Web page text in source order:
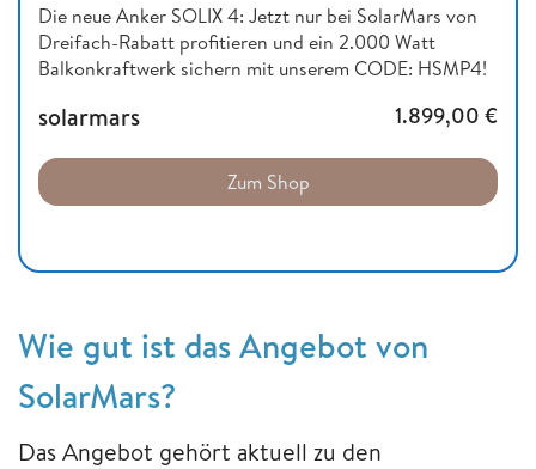
Die neue Anker SOLIX 4: Jetzt nur bei SolarMars von
Dreifach-Rabatt profitieren und ein 2.000 Watt
Balkonkraftwerk sichern mit unserem CODE: HSMP4!
solarmars 1.899,00 €
Zum Shop
Wie gut ist das Angebot von
SolarMars?
Das Angebot gehört aktuell zu den